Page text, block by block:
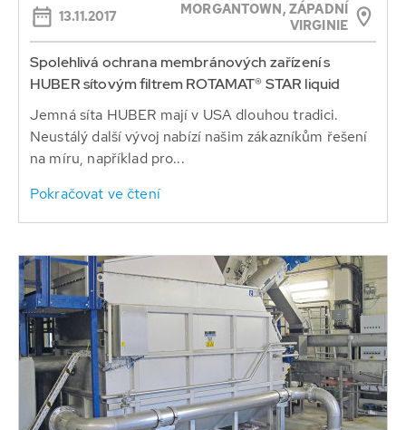
13.11.2017
MORGANTOWN, ZÁPADNÍ
VIRGINIE
Spolehlivá ochrana membránových zařízení s
HUBER sítovým filtrem ROTAMAT® STAR liquid
Jemná síta HUBER mají v USA dlouhou tradici.
Neustálý další vývoj nabízí našim zákazníkům řešení
na míru, například pro...
Pokračovat ve čtení